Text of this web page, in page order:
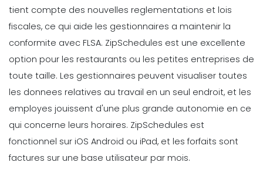
tient compte des nouvelles reglementations et lois
fiscales, ce qui aide les gestionnaires a maintenir la
conformite avec FLSA. ZipSchedules est une excellente
option pour les restaurants ou les petites entreprises de
toute taille. Les gestionnaires peuvent visualiser toutes
les donnees relatives au travail en un seul endroit, et les
employes jouissent d'une plus grande autonomie en ce
qui concerne leurs horaires. ZipSchedules est
fonctionnel sur iOS Android ou iPad, et les forfaits sont
factures sur une base utilisateur par mois.